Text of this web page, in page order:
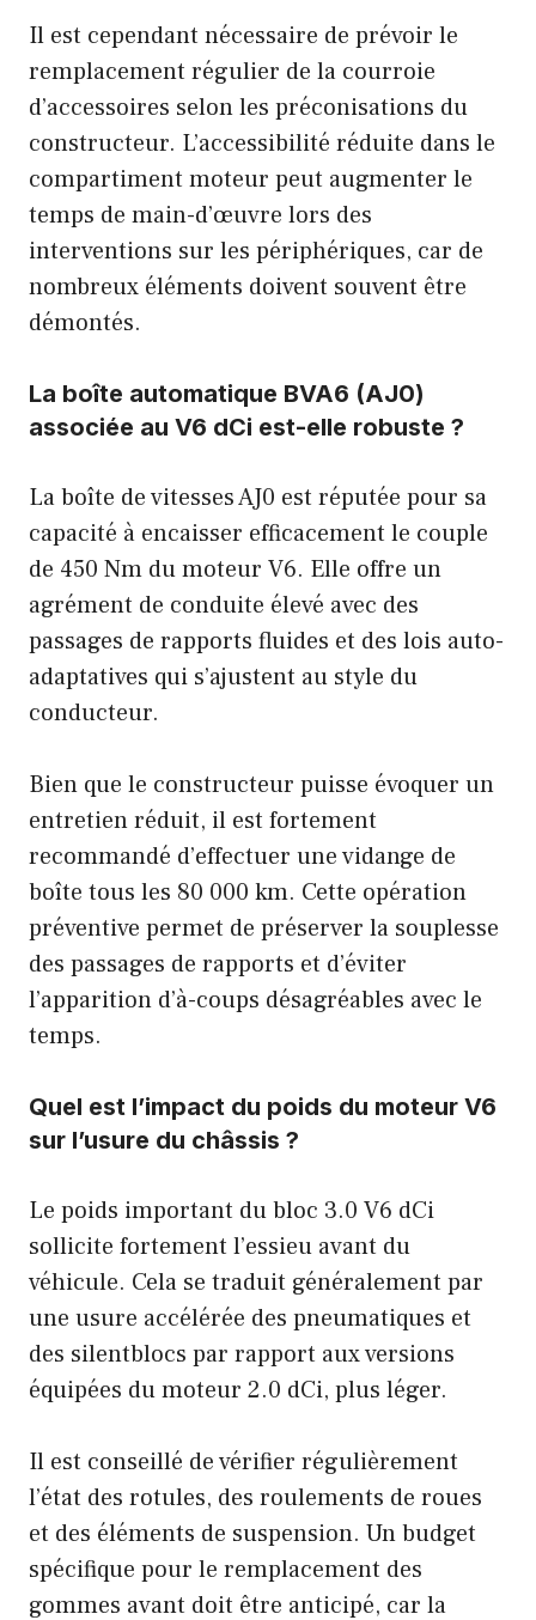
Il est cependant nécessaire de prévoir le
remplacement régulier de la courroie
d’accessoires selon les préconisations du
constructeur. L’accessibilité réduite dans le
compartiment moteur peut augmenter le
temps de main-d’œuvre lors des
interventions sur les périphériques, car de
nombreux éléments doivent souvent être
démontés.
La boîte automatique BVA6 (AJ0)
associée au V6 dCi est-elle robuste ?
La boîte de vitesses AJ0 est réputée pour sa
capacité à encaisser efficacement le couple
de 450 Nm du moteur V6. Elle offre un
agrément de conduite élevé avec des
passages de rapports fluides et des lois auto-
adaptatives qui s’ajustent au style du
conducteur.
Bien que le constructeur puisse évoquer un
entretien réduit, il est fortement
recommandé d’effectuer une vidange de
boîte tous les 80 000 km. Cette opération
préventive permet de préserver la souplesse
des passages de rapports et d’éviter
l’apparition d’à-coups désagréables avec le
temps.
Quel est l’impact du poids du moteur V6
sur l’usure du châssis ?
Le poids important du bloc 3.0 V6 dCi
sollicite fortement l’essieu avant du
véhicule. Cela se traduit généralement par
une usure accélérée des pneumatiques et
des silentblocs par rapport aux versions
équipées du moteur 2.0 dCi, plus léger.
Il est conseillé de vérifier régulièrement
l’état des rotules, des roulements de roues
et des éléments de suspension. Un budget
spécifique pour le remplacement des
gommes avant doit être anticipé, car la